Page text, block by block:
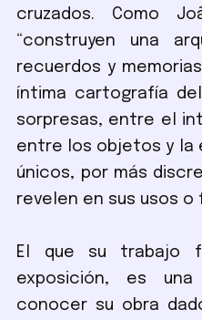
cruzados. Como
“construyen una
recuerdos y
íntima cartografía
sorpresas, entre el
entre los objetos y la
únicos, por más
revelen en sus usos o
El que su trabajo
exposición, es
conocer su obra